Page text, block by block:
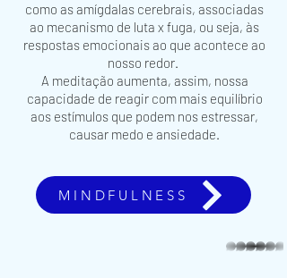
como as amígdalas cerebrais, associadas
ao mecanismo de luta x fuga, ou seja, às
respostas emocionais ao que acontece ao
nosso redor.
A meditação aumenta, assim, nossa
capacidade de reagir com mais equilíbrio
aos estímulos que podem nos estressar,
causar medo e ansiedade.
MINDFULNESS
whatsapp